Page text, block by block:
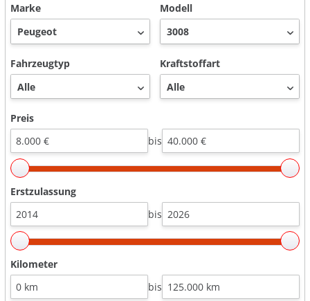
Marke
Modell
Fahrzeugtyp Kraftstoffart
Preis
bis
Erstzulassung
bis
Kilometer
bis